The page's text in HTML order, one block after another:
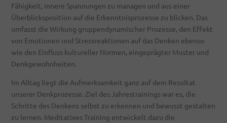
Fähigkeit, innere Spannungen zu managen und aus einer
Überblicksposition auf die Erkenntnisprozesse zu blicken. Das
umfasst die Wirkung gruppendynamischer Prozesse, den Effekt
von Emotionen und Stressreaktionen auf das Denken ebenso
wie den Einfluss kultureller Normen, eingeprägter Muster und
Denkgewohnheiten.
Im Alltag liegt die Aufmerksamkeit ganz auf dem Resultat
unserer Denkprozesse. Ziel des Jahrestrainings war es, die
Schritte des Denkens selbst zu erkennen und bewusst gestalten
zu lernen. Meditatives Training entwickelt dazu die